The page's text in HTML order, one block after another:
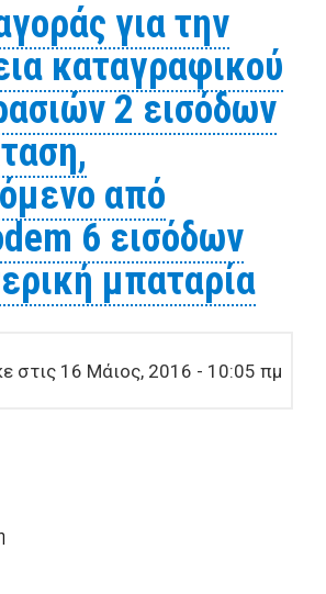
ψυγείου
για την
καταγραφικού
2 εισόδων
από
6 εισόδων
μπαταρία
στις 16 Μάιος, 2016 - 10:05 πμ